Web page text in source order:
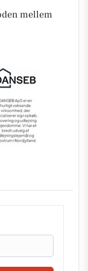
mellem